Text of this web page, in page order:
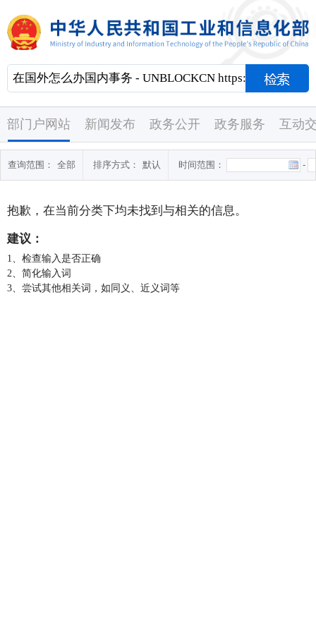
部门户网站 新闻发布 政务公开 政务服务 互动
查询范围： 全部 排序方式： 默认 时间范围： -
抱歉，在当前分类下均未找到与相关的信息。
建议：
1、检查输入是否正确
2、简化输入词
3、尝试其他相关词，如同义、近义词等